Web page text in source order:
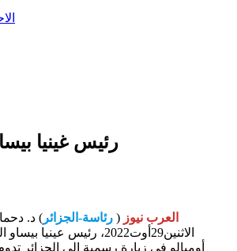
رئيس غينيا
العرب نيوز ( رئاسة-الجزائر ) د.
الاثنين29أوت2022، رئيس
أومبالو في زيارة رسمية إلى الجزائر